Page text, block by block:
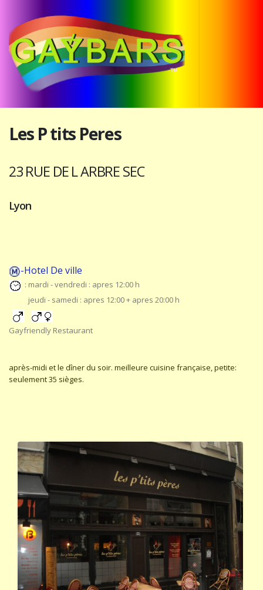
Les P tits Peres
23 RUE DE L ARBRE SEC
Lyon
-Hotel De ville
: mardi - vendredi : apres 12:00 h
jeudi - samedi : apres 12:00 + apres 20:00 h
Gayfriendly Restaurant
après-midi et le dîner du soir. meilleure cuisine française, petite:
seulement 35 sièges.